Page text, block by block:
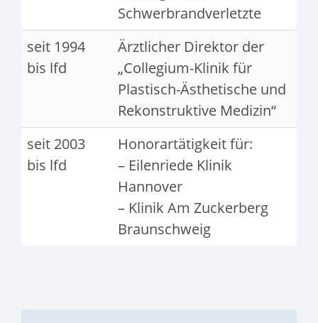
Schwerbrandverletzte
seit 1994
bis lfd
Ärztlicher Direktor der
„Collegium-Klinik für
Plastisch-Ästhetische und
Rekonstruktive Medizin“
seit 2003
bis lfd
Honorartätigkeit für:
– Eilenriede Klinik
Hannover
– Klinik Am Zuckerberg
Braunschweig